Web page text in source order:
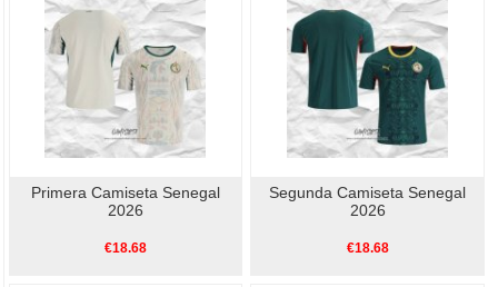
Primera Camiseta Senegal
2026
€18.68
Segunda Camiseta Senegal
2026
€18.68